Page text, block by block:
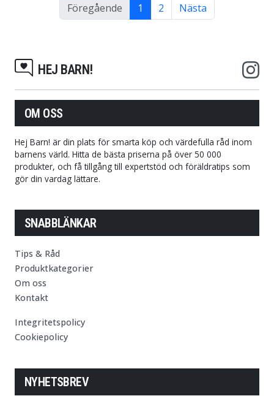
Föregående 1 2 Nästa
HEJ BARN!
OM OSS
Hej Barn! är din plats för smarta köp och värdefulla råd inom
barnens värld. Hitta de bästa priserna på över 50 000
produkter, och få tillgång till expertstöd och föräldratips som
gör din vardag lättare.
SNABBLÄNKAR
Tips & Råd
Produktkategorier
Om oss
Kontakt
Integritetspolicy
Cookiepolicy
NYHETSBREV